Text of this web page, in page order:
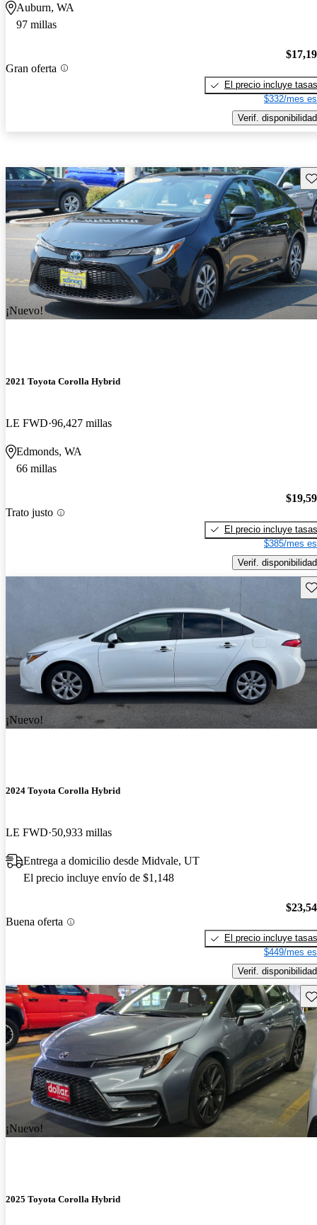
Auburn, WA
97 millas
Gran oferta
El precio incluye tasas
$332/mes
Verif. disponibilidad
¡Nuevo!
2021 Toyota Corolla Hybrid
LE FWD 96,427 millas
Edmonds, WA
66 millas
Trato justo
El precio incluye tasas
$385/mes
Verif. disponibilidad
¡Nuevo!
2024 Toyota Corolla Hybrid
LE FWD 50,933 millas
Entrega a domicilio desde Midvale, UT
El precio incluye envío de $1,148
Buena oferta
El precio incluye tasas
$449/mes
Verif. disponibilidad
¡Nuevo!
2025 Toyota Corolla Hybrid